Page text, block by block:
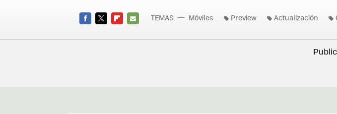
MAIL
TEMAS Móviles Preview Actualización